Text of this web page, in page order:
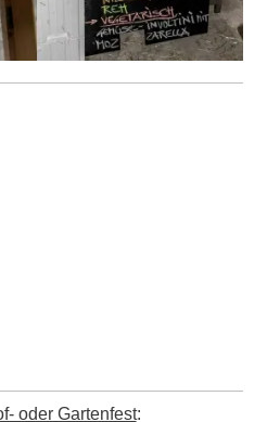
oder Gartenfest: